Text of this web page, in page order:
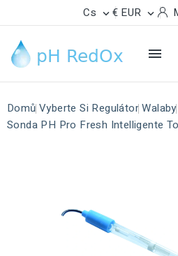
Cs  € EUR 

Domů Vyberte Si Regulátor Walaby
Sonda PH Pro Fresh Intelligente